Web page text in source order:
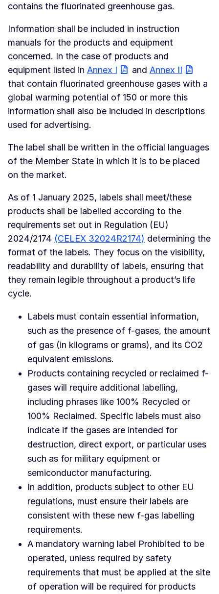
contains the fluorinated greenhouse gas.
Information shall be included in instruction
manuals for the products and equipment
concerned. In the case of products and
equipment listed in Annex I and Annex II
that contain fluorinated greenhouse gases with a
global warming potential of 150 or more this
information shall also be included in descriptions
used for advertising.
The label shall be written in the official languages
of the Member State in which it is to be placed
on the market.
As of 1 January 2025, labels shall meet/these
products shall be labelled according to the
requirements set out in Regulation (EU)
2024/2174 (CELEX 32024R2174) determining the
format of the labels. They focus on the visibility,
readability and durability of labels, ensuring that
they remain legible throughout a product’s life
cycle.
Labels must contain essential information,
such as the presence of f-gases, the amount
of gas (in kilograms or grams), and its CO2
equivalent emissions.
Products containing recycled or reclaimed f-
gases will require additional labelling,
including phrases like 100% Recycled or
100% Reclaimed. Specific labels must also
indicate if the gases are intended for
destruction, direct export, or particular uses
such as for military equipment or
semiconductor manufacturing.
In addition, products subject to other EU
regulations, must ensure their labels are
consistent with these new f-gas labelling
requirements.
A mandatory warning label Prohibited to be
operated, unless required by safety
requirements that must be applied at the site
of operation will be required for products